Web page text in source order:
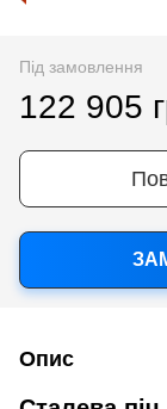
Під замовлення
122 905
Опис